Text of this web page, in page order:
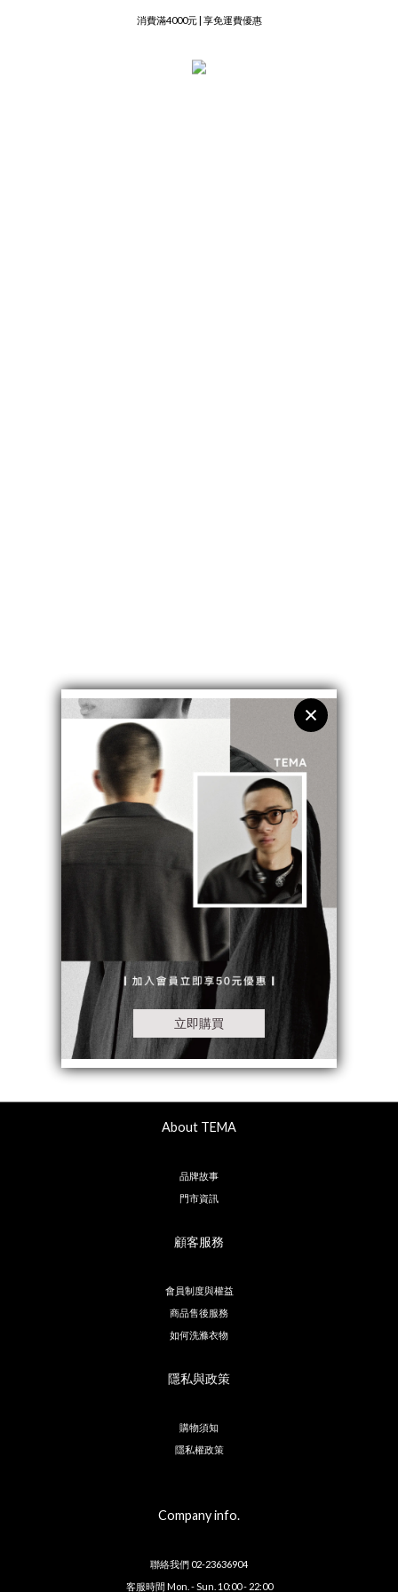
註冊成為會員即送50元購物金
消費滿4000元 | 享免運費優惠
註冊成為會員即送50元購物金
About TEMA
品牌故事
門市資訊
顧客服務
會員制度與權益
商品售後服務
如何洗滌衣物
隱私與政策
購物須知
隱私權政策
Company info.
聯絡我們 02-23636904
客服時間 Mon. - Sun. 10:00 - 22:00